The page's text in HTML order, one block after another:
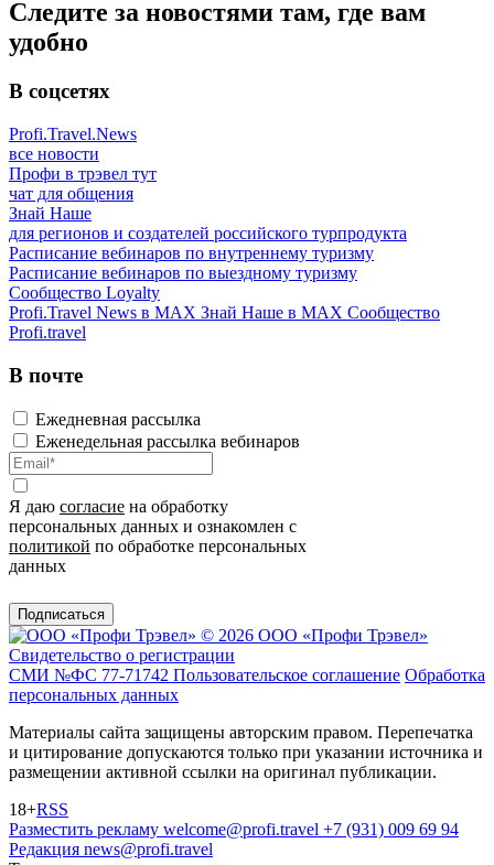
Следите за новостями там, где вам
удобно
В соцсетях
Profi.Travel.News
все новости
Профи в трэвел тут
чат для общения
Знай Наше
для регионов и создателей российского турпродукта
Расписание вебинаров по внутреннему туризму
Расписание вебинаров по выездному туризму
Сообщество Loyalty
Profi.Travel News в MAX Знай Наше в MAX Сообщество
Profi.travel
В почте
Ежедневная рассылка
Еженедельная рассылка вебинаров
Я даю согласие на обработку
персональных данных и ознакомлен с
политикой по обработке персональных
данных
Подписаться
© 2026 ООО «Профи Трэвeл»
Свидетельство о регистрации
СМИ №ФС 77-71742 Пользовательское соглашение Обработка
персональных данных
Материалы сайта защищены авторским правом. Перепечатка
и цитирование допускаются только при указании источника и
размещении активной ссылки на оригинал публикации.
18+RSS
Разместить рекламу welcome@profi.travel +7 (931) 009 69 94
Редакция news@profi.travel